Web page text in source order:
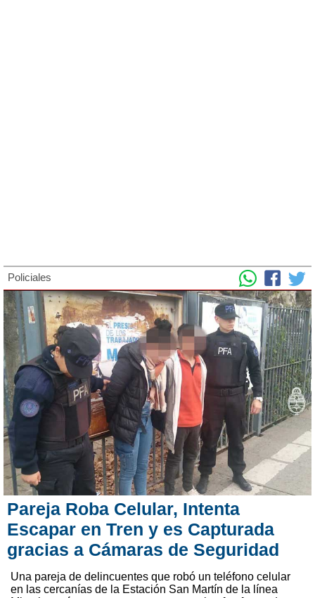
Policiales
Pareja Roba Celular, Intenta
Escapar en Tren y es Capturada
gracias a Cámaras de Seguridad
Una pareja de delincuentes que robó un teléfono celular
en las cercanías de la Estación San Martín de la línea